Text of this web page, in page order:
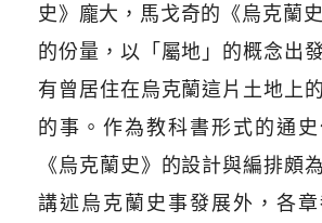
史》龐大，馬戈奇的《烏克蘭
的份量，以「屬地」的概念出
有曾居住在烏克蘭這片土地上
的事。作為教科書形式的通
《烏克蘭史》的設計與編排頗
講述烏克蘭史事發展外，各